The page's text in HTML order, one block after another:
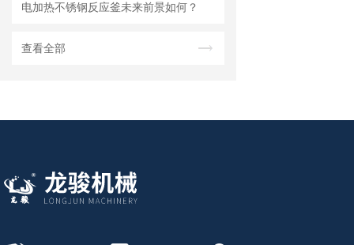
电加热不锈钢反应釜未来前景如何？
查看全部